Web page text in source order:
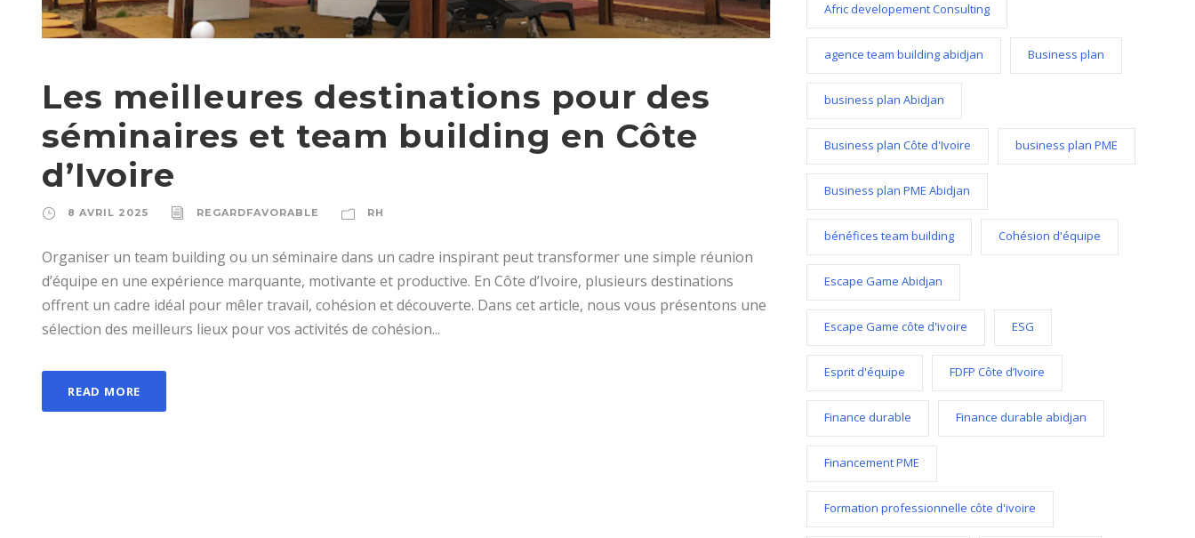
Les meilleures destinations pour des
séminaires et team building en Côte
d’Ivoire
8 AVRIL 2025 REGARDFAVORABLE RH
Organiser un team building ou un séminaire dans un cadre inspirant peut transformer une simple réunion
d’équipe en une expérience marquante, motivante et productive. En Côte d’Ivoire, plusieurs destinations
offrent un cadre idéal pour mêler travail, cohésion et découverte. Dans cet article, nous vous présentons une
sélection des meilleurs lieux pour vos activités de cohésion...
READ MORE
Afric developement Consulting
agence team building abidjan Business plan
business plan Abidjan
Business plan Côte d'Ivoire business plan PME
Business plan PME Abidjan
bénéfices team building Cohésion d'équipe
Escape Game Abidjan
Escape Game côte d'ivoire ESG
Esprit d'équipe FDFP Côte d’Ivoire
Finance durable Finance durable abidjan
Financement PME
Formation professionnelle côte d'ivoire